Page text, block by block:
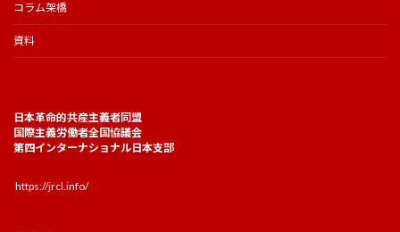
コラム架橋
資料
日本革命的共産主義者同盟
国際主義労働者全国協議会
第四インターナショナル日本支部
https://jrcl.info/